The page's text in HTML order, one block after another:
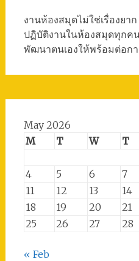
งานห้องสมุดไม่ใช่เรื่องยา
ปฏิบัติงานในห้องสมุดทุกค
พัฒนาตนเองให้พร้อมต่อกา
May 2026
M
T W T
4
5 6 7
11
12 13 14
18
19 20 21
25
26 27 28
« Feb